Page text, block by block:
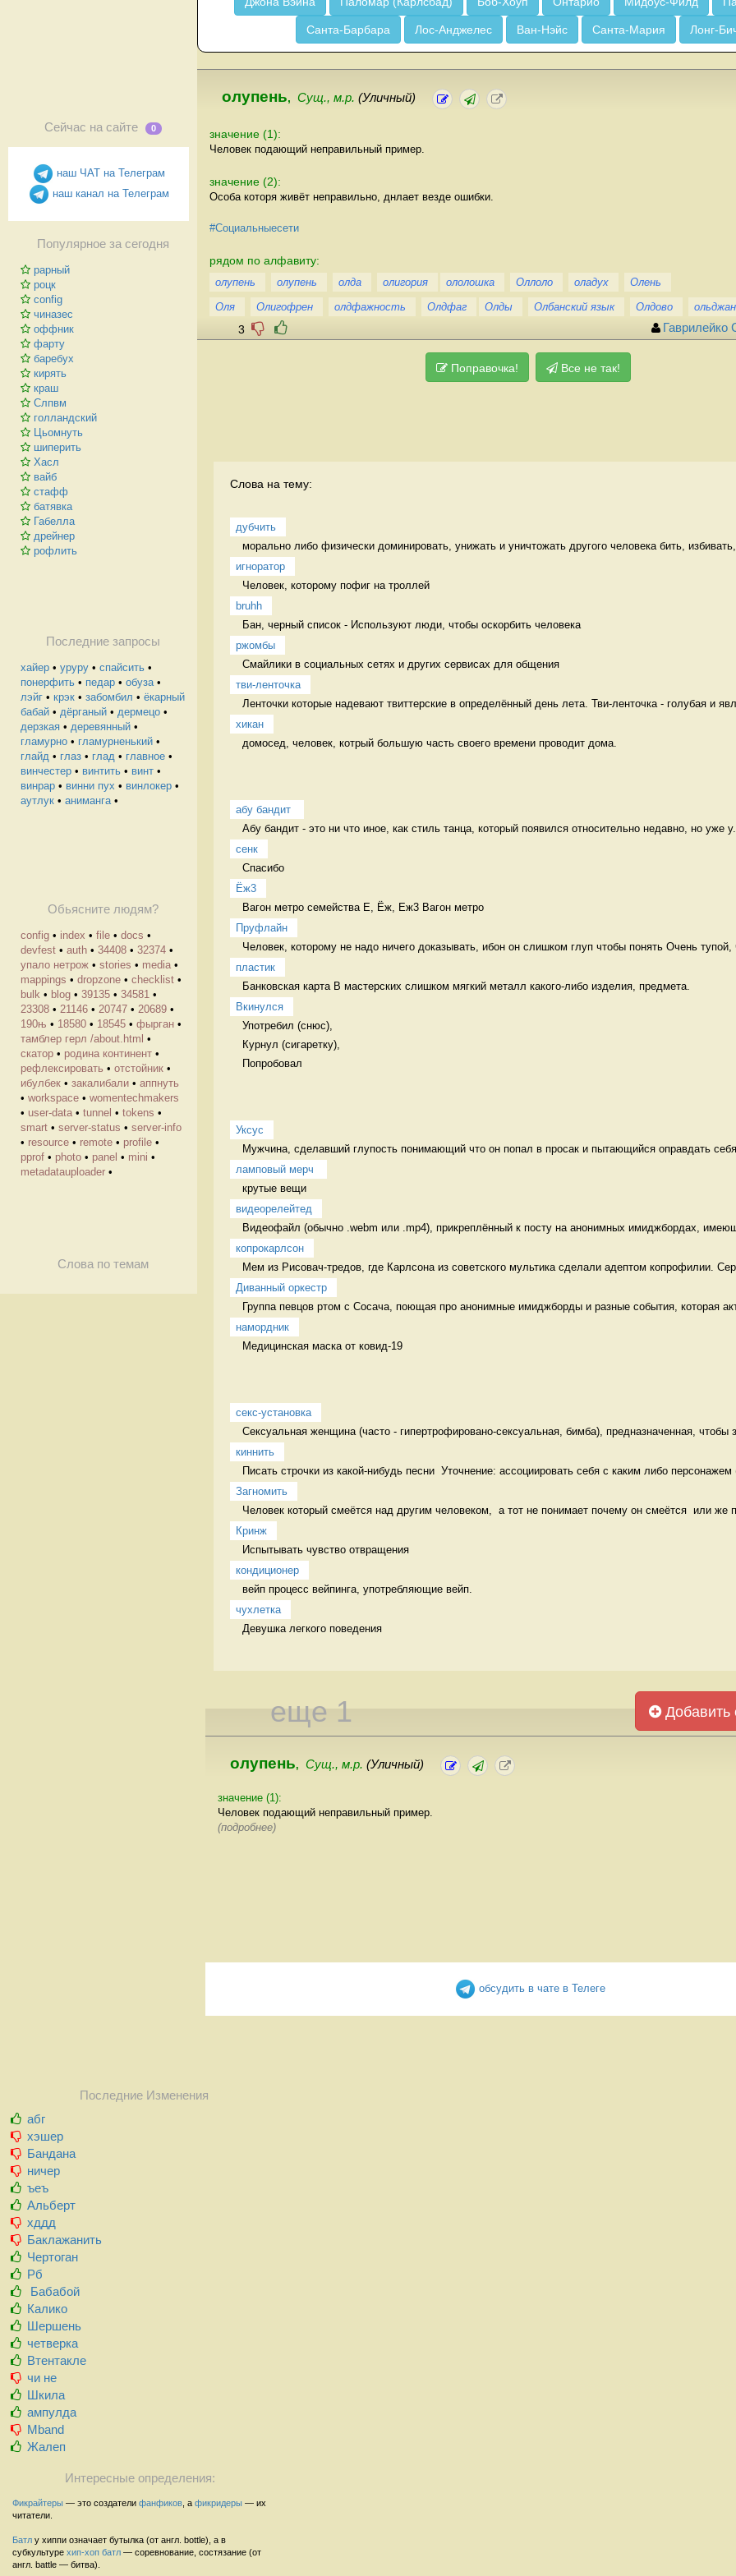
Сейчас на сайте 0
наш ЧАТ на Телеграм
наш канал на Телеграм
Популярное за сегодня
рарный
роцк
config
чиназес
оффник
фарту
баребух
кирять
краш
Слпвм
голландский
Цьомнуть
шиперить
Хасл
вайб
стафф
батявка
Габелла
дрейнер
рофлить
Последние запросы
хайер • уруру • спайсить •
понерфить • педар • обуза•
лэйг • крэк • забомбил • ёкарный
бабай • дёрганый • дермецо •
дерзкая • деревянный •
гламурно • гламурненький •
глайд • глаз • глад • главное •
винчестер • винтить • винт •
винрар • винни пух • винлокер •
аутлук • аниманга•
Обьясните людям?
config • index • file • docs •
devfest • auth • 34408 • 32374 •
упало нетрож • stories • media •
mappings • dropzone • checklist •
bulk • blog • 39135 • 34581 •
23308 • 21146 • 20747 • 20689 •
190њ • 18580 • 18545 • фырган •
тамблер герл /about.html •
скатор • родина континент •
рефлексировать • отстойник •
ибулбек • закалибали • аппнуть
• workspace • womentechmakers
• user-data • tunnel • tokens •
smart • server-status • server-info
• resource • remote • profile •
pprof • photo • panel • mini •
metadatauploader •
Слова по темам
Санта-Барбара Лос-Анджелес Ван-Нэйс Санта-Мария Лонг-
олупень, Сущ., м.р. (Уличный)
значение (1):
Человек подающий неправильный пример.
значение (2):
Особа которя живёт неправильно, днлает везде ошибки.
#Социальныесети
рядом по алфавиту:
олупень олупень олда олигория ололошка Оллоло оладух
Олень
Оля
Олигофрен олдфажность Олдфаг Олды Олбанский язык Олдово ольджан
3 Гаврилейко
Поправочка! Все не так!
Слова на тему:
дубчить
морально либо физически доминировать, унижать и уничтожать другого человека бить, избивать,
игноратор
Человек, которому пофиг на троллей
bruhh
Бан, черный список - Используют люди, чтобы оскорбить человека
ржомбы
Смайлики в социальных сетях и других сервисах для общения
тви-ленточка
Ленточки которые надевают твиттерские в определённый день лета. Тви-ленточка - голубая и
хикан
домосед, человек, котрый большую часть своего времени проводит дома.
абу бандит
Абу бандит - это ни что иное, как стиль танца, который появился относительно недавно, но уже у...
сенк
Спасибо
Ёж3
Вагон метро семейства Е, Ёж, Еж3 Вагон метро
Пруфлайн
Человек, которому не надо ничего доказывать, ибон он слишком глуп чтобы понять Очень тупой,
пластик
Банковская карта В мастерских слишком мягкий металл какого-либо изделия, предмета.
Вкинулся
Употребил (снюс),
Курнул (сигаретку),
Попробовал
Уксус
Мужчина, сделавший глупость понимающий что он попал в просак и пытающийся оправдать
ламповый мерч
крутые вещи
видеорелейтед
Видеофайл (обычно .webm или .mp4), прикреплённый к посту на анонимных имиджбордах,
копрокарлсон
Мем из Рисовач-тредов, где Карлсона из советского мультика сделали адептом копрофилии.
Диванный оркестр
Группа певцов ртом с Сосача, поющая про анонимные имиджборды и разные события, которая
намордник
Медицинская маска от ковид-19
секс-установка
Сексуальная женщина (часто - гипертрофировано-сексуальная, бимба), предназначенная, чтобы
киннить
Писать строчки из какой-нибудь песни  Уточнение: ассоциировать себя с каким либо персонажем
Загномить
Человек который смеётся над другим человеком,  а тот не понимает почему он смеётся  или же
Кринж
Испытывать чувство отвращения
кондиционер
вейп процесс вейпинга, употребляющие вейп.
чухлетка
Девушка легкого поведения
еще 1 Добавить
олупень, Сущ., м.р. (Уличный)
значение (1):
Человек подающий неправильный пример.
(подробнее)
обсудить в чате в Телеге
Последние Изменения
абг
хэшер
Бандана
ничер
ъеъ
Альберт
хддд
Баклажанить
Чертоган
Рб
Бабабой
Калико
Шершень
четверка
Втентакле
чи не
Шкила
ампулда
Mband
Жалеп
Интересные определения:
Фикрайтеры — это создатели фанфиков , а фикридеры — их
читатели.
Батл у хиппи означает бутылка (от англ. bottle), а в
субкультуре хип-хоп батл — соревнование, состязание (от
англ. battle — битва).